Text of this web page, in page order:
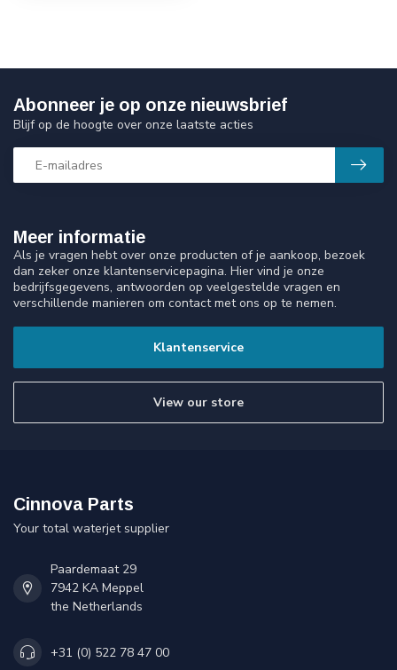
Meer informatie
Als je vragen hebt over onze producten of je aankoop, bezoek
dan zeker onze klantenservicepagina. Hier vind je onze
bedrijfsgegevens, antwoorden op veelgestelde vragen en
verschillende manieren om contact met ons op te nemen.
Klantenservice
View our store
Abonneer je op onze nieuwsbrief
Blijf op de hoogte over onze laatste acties
Cinnova Parts
Your total waterjet supplier
Paardemaat 29
7942 KA Meppel
the Netherlands
+31 (0) 522 78 47 00